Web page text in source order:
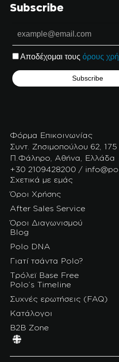
Subscribe
Αποδέχομαι τους όρους
Φόρμα Επικοινωνίας
Συντ. Ζησιμοπούλου 62,
Π.Φάληρο, Αθήνα, Ελλάδα
+30 2109428200 /
Σχετικά με εμάς
Όροι Χρήσης
After Sales Service
Όροι Διαγωνισμού
Blog
Polo DNA
Γιατί τσάντα Polo?
Τρόλεϊ Base Free
Polo’s Timeline
Συχνές ερωτήσεις (FAQ)
Κατάλογοι
B2B Zone